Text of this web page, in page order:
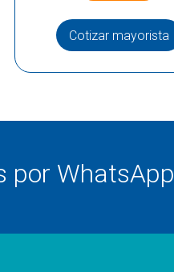
Cotizar mayorista
por WhatsApp